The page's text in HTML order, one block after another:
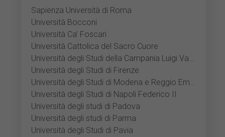
Sapienza Università di Roma
Università Bocconi
Università Ca’ Foscari
Università Cattolica del Sacro Cuore
Università degli Studi della Campania Luigi Vanvitelli
Università degli Studi di Firenze
Università degli Studi di Modena e Reggio Emilia
Università degli Studi di Napoli Federico II
Università degli studi di Padova
Università degli studi di Parma
Università degli Studi di Pavia